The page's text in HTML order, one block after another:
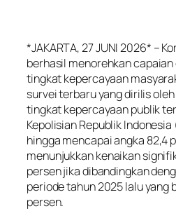
*JAKARTA, 27 JUNI 2026* –
berhasil menorehkan
tingkat kepercayaan
survei terbaru yang dirilis
tingkat kepercayaan publik
Kepolisian Republik
hingga mencapai angka 82,4
menunjukkan kenaikan
persen jika dibandingkan
periode tahun 2025 lalu yang
persen.